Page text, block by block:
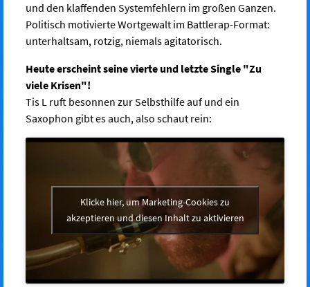
und den klaffenden Systemfehlern im großen Ganzen.
Politisch motivierte Wortgewalt im Battlerap-Format:
unterhaltsam, rotzig, niemals agitatorisch.
Heute erscheint seine vierte und letzte Single "Zu
viele Krisen"!
Tis L ruft besonnen zur Selbsthilfe auf und ein
Saxophon gibt es auch, also schaut rein:
Klicke hier, um Marketing-Cookies zu
akzeptieren und diesen Inhalt zu aktivieren